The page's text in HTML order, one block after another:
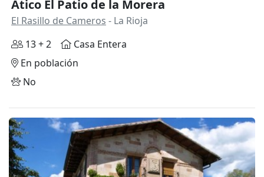
Ático El Patio de la Morera
El Rasillo de Cameros - La Rioja
13 + 2
Casa Entera
En población
No